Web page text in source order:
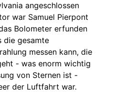
angeschlossen
war Samuel Pierpont
Bolometer erfunden
die gesamte
messen kann, die
- was enorm wichtig
von Sternen ist -
der Luftfahrt war.